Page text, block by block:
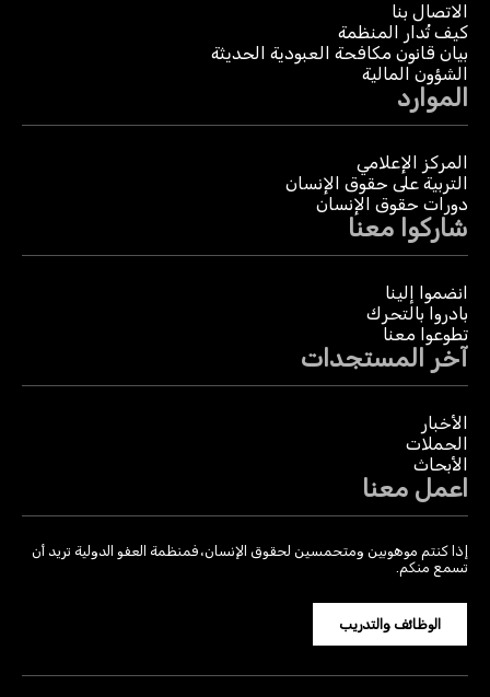
الاتصال بنا
كيف تُدار المنظمة
بيان قانون مكافحة العبودية الحديثة
الشؤون المالية
الموارد
المركز الإعلامي
التربية على حقوق الإنسان
دورات حقوق الإنسان
شاركوا معنا
انضموا إلينا
بادروا بالتحرك
تطوعوا معنا
آخر المستجدات
الأخبار
الحملات
الأبحاث
اعمل معنا
إذا كنتم موهوبين ومتحمسين لحقوق الإنسان، فمنظمة العفو الدولية تريد أن
تسمع منكم.
الوظائف والتدريب